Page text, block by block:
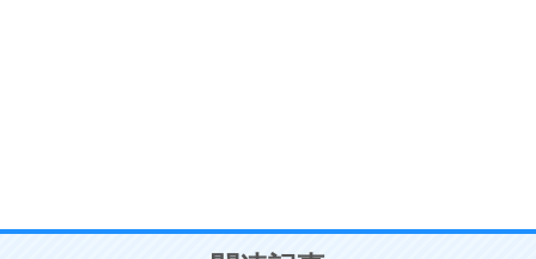
ことが大切。